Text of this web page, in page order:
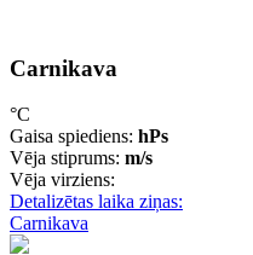
Carnikava
°C
Gaisa spiediens: hPs
Vēja stiprums: m/s
Vēja virziens:
Detalizētas laika ziņas:
Carnikava